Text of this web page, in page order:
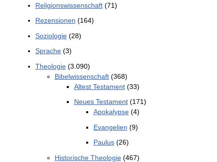
Religionswissenschaft(71)
Rezensionen (164)
Soziologie(28)
Sprache(3)
Theologie(3.090)
Bibelwissenschaft(368)
Altest Testament(33)
Neues Testament(171)
Apokalypse(4)
Evangelien (9)
Paulus(26)
Historische Theologie(467)